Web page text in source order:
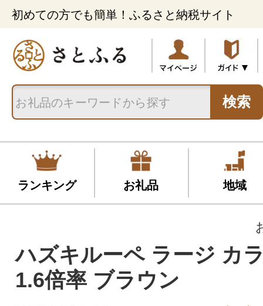
初めての方でも簡単！ふるさと納税サイト
検索
ランキング お礼品 地域
ハズキルーペ ラージ カ
1.6倍率 ブラウン